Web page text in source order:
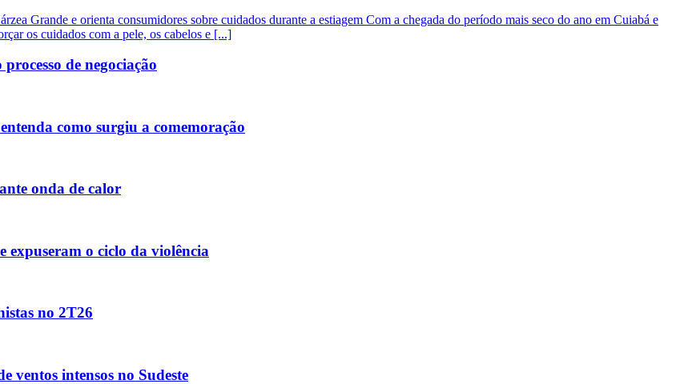
Grande e orienta consumidores sobre cuidados durante a estiagem Com a chegada do período mais seco do ano em Cuiabá e
os cuidados com a pele, os cabelos e [...]
de negociação
como surgiu a comemoração
onda de calor
expuseram o ciclo da violência
no 2T26
ventos intensos no Sudeste